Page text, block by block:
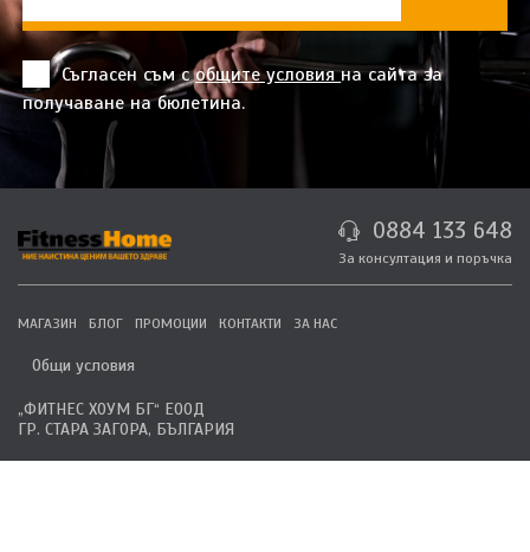
Съгласен съм собщите условияна сайта за
получаване на бюлетина.
0884 133 648
За консултация и поръчка
МАГАЗИН БЛОГ ПРОМОЦИИ КОНТАКТИ ЗА НАС
Общи условия
„ФИТНЕС ХОУМ БГ“ ЕООД
ГР. СТАРА ЗАГОРА, БЪЛГАРИЯ